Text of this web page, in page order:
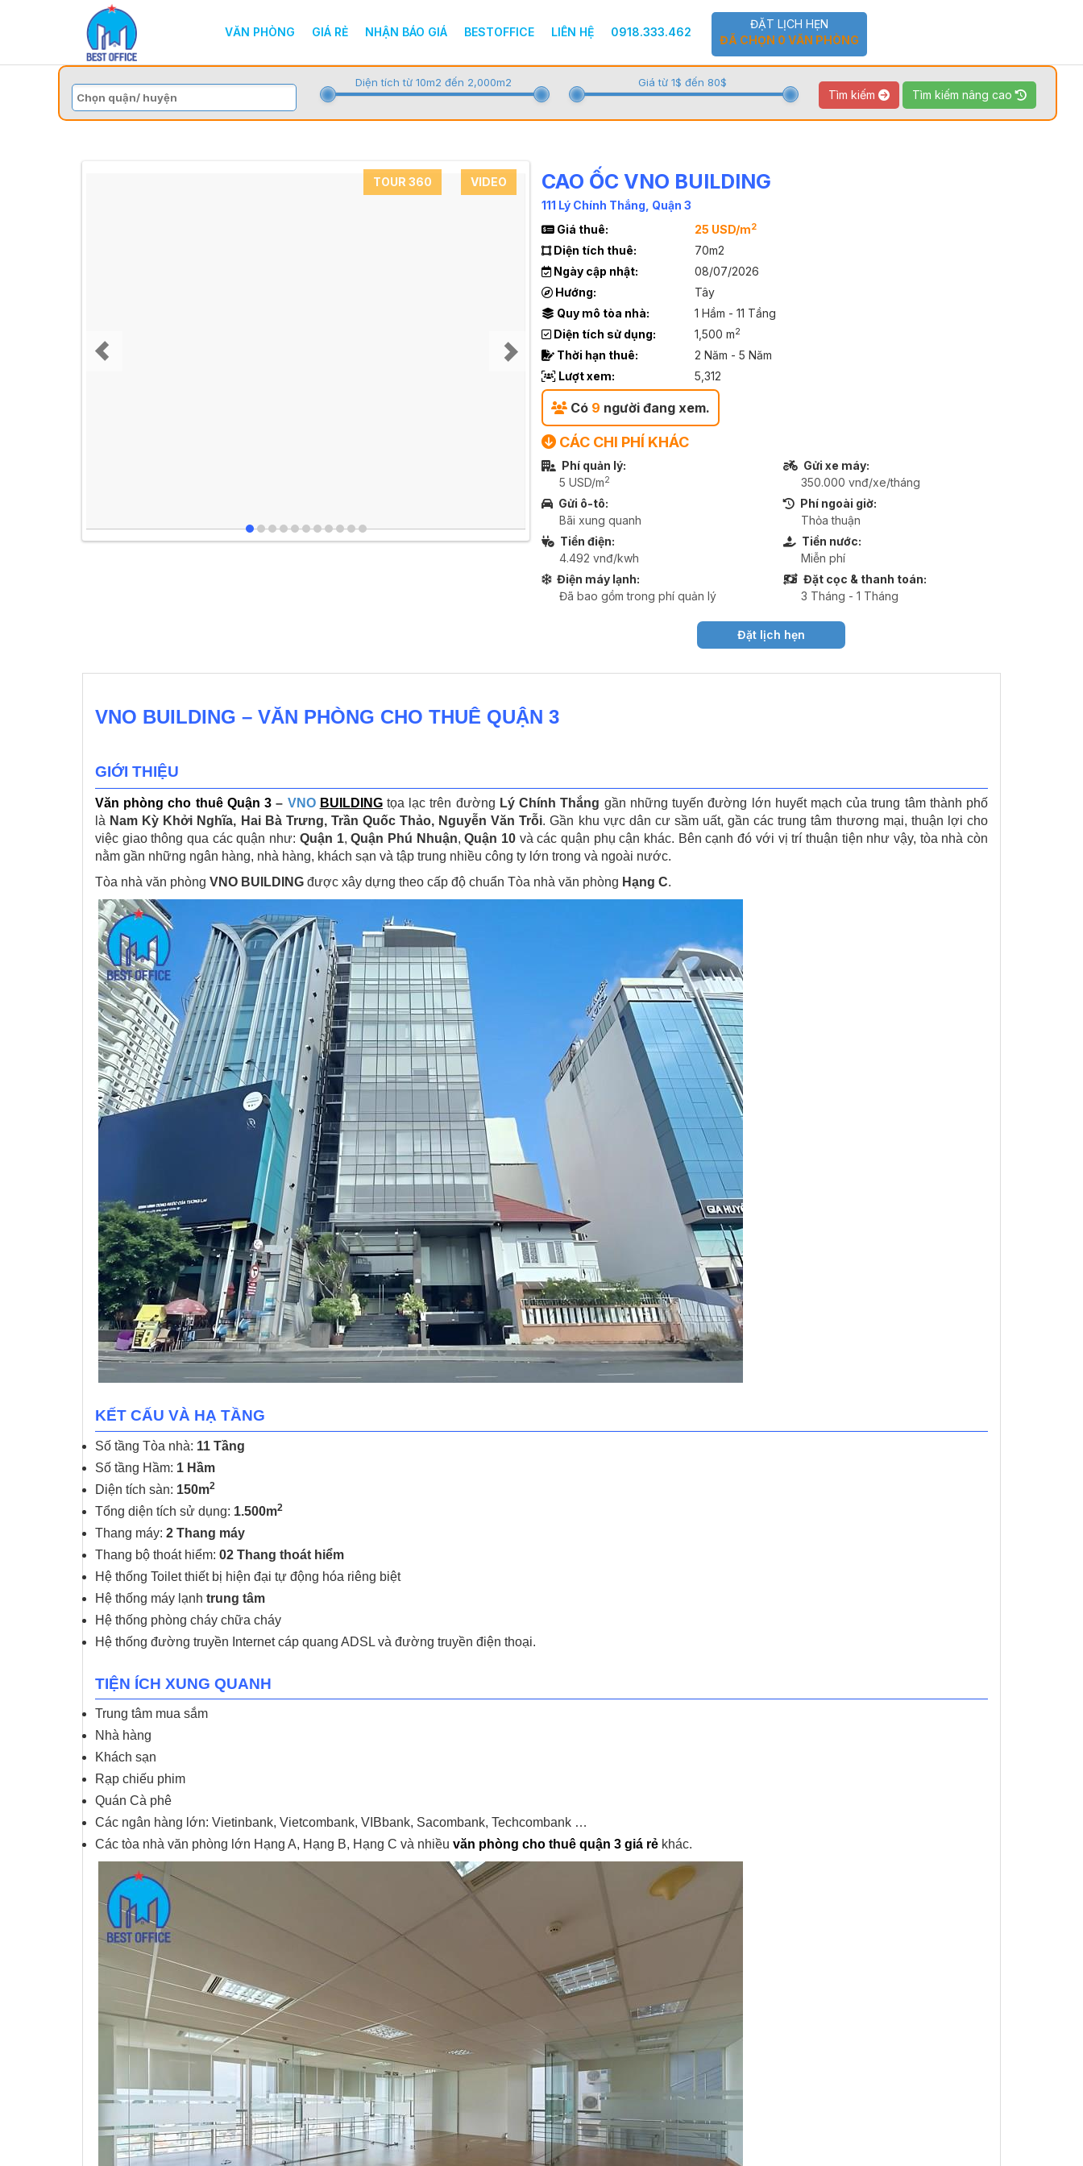
VĂN PHÒNG GIÁ RẺ NHẬN BÁO GIÁ BESTOFFICE LIÊN HỆ 0918.333.462
ĐẶT LỊCH HẸN
ĐÃ CHỌN 0 VĂN PHÒNG
Diện tích từ 10m2 đến 2,000m2 Giá từ 1$ đến 80$
Tìm kiếm Tìm kiếm nâng cao
TOUR 360 VIDEO CAO ỐC VNO BUILDING
111 Lý Chính Thắng, Quận 3
Giá thuê:
25 USD/m2
Diện tích thuê:
70m2
Ngày cập nhật:
08/07/2026
Hướng:
Tây
Quy mô tòa nhà:
1 Hầm - 11 Tầng
Diện tích sử dụng:
1,500 m2
Thời hạn thuê:
2 Năm - 5 Năm
Lượt xem:
5,312
Có 9 người đang xem.
CÁC CHI PHÍ KHÁC
Phí quản lý:
5 USD/m2
Gửi xe máy:
350.000 vnđ/xe/tháng
Gửi ô-tô:
Bãi xung quanh
Phí ngoài giờ:
Thỏa thuận
Tiền điện:
4.492 vnđ/kwh
Tiền nước:
Miễn phí
Điện máy lạnh:
Đã bao gồm trong phí quản lý
Đặt cọc & thanh toán:
3 Tháng - 1 Tháng
Đặt lịch hẹn
VNO BUILDING – VĂN PHÒNG CHO THUÊ QUẬN 3
GIỚI THIỆU
Văn phòng cho thuê Quận 3 – VNO BUILDINGtọa lạc trên đường Lý Chính Thắng gần những tuyến đường lớn huyết mạch của trung tâm thành phố
là Nam Kỳ Khởi Nghĩa, Hai Bà Trưng, Trần Quốc Thảo, Nguyễn Văn Trỗi. Gần khu vực dân cư sầm uất, gần các trung tâm thương mại, thuận lợi cho
việc giao thông qua các quận như: Quận 1,Quận Phú Nhuận,Quận 10và các quận phụ cận khác. Bên cạnh đó với vị trí thuận tiện như vậy, tòa nhà còn
nằm gần những ngân hàng, nhà hàng, khách sạn và tập trung nhiều công ty lớn trong và ngoài nước.
Tòa nhà văn phòng VNO BUILDING được xây dựng theo cấp độ chuẩn Tòa nhà văn phòng Hạng C.
KẾT CẤU VÀ HẠ TẦNG
Số tầng Tòa nhà: 11 Tầng
Số tầng Hầm: 1 Hầm
Diện tích sàn: 150m2
Tổng diện tích sử dụng: 1.500m2
Thang máy: 2 Thang máy
Thang bộ thoát hiểm: 02 Thang thoát hiểm
Hệ thống Toilet thiết bị hiện đại tự động hóa riêng biệt
Hệ thống máy lạnh trung tâm
Hệ thống phòng cháy chữa cháy
Hệ thống đường truyền Internet cáp quang ADSL và đường truyền điện thoại.
TIỆN ÍCH XUNG QUANH
Trung tâm mua sắm
Nhà hàng
Khách sạn
Rạp chiếu phim
Quán Cà phê
Các ngân hàng lớn: Vietinbank, Vietcombank, VIBbank, Sacombank, Techcombank …
Các tòa nhà văn phòng lớn Hạng A, Hạng B, Hạng C và nhiều văn phòng cho thuê quận 3 giá rẻ khác.